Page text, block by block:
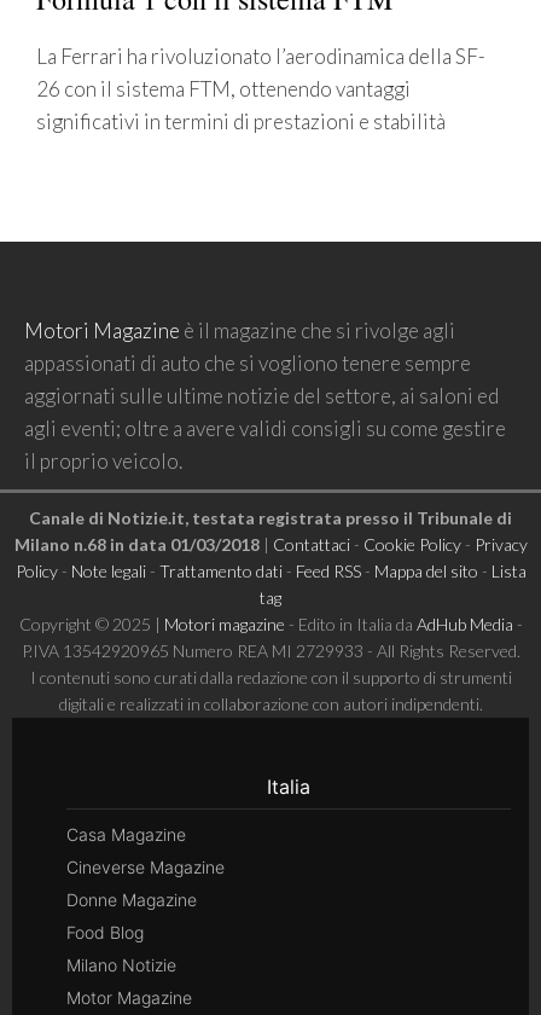
La Ferrari ha rivoluzionato l’aerodinamica della SF-
26 con il sistema FTM, ottenendo vantaggi
significativi in termini di prestazioni e stabilità
Motori Magazine è il magazine che si rivolge agli
appassionati di auto che si vogliono tenere sempre
aggiornati sulle ultime notizie del settore, ai saloni ed
agli eventi; oltre a avere validi consigli su come gestire
il proprio veicolo.
Canale di Notizie.it, testata registrata presso il Tribunale di
Milano n.68 in data 01/03/2018| Contattaci- Cookie Policy- Privacy
Policy- Note legali- Trattamento dati- Feed RSS- Mappa del sito - Lista
tag
Copyright © 2025 | Motori magazine - Edito in Italia da AdHub Media -
P.IVA 13542920965 Numero REA MI 2729933 - All Rights Reserved.
I contenuti sono curati dalla redazione con il supporto di strumenti
digitali e realizzati in collaborazione con autori indipendenti.
Italia
Casa Magazine
Cineverse Magazine
Donne Magazine
Food Blog
Milano Notizie
Motor Magazine